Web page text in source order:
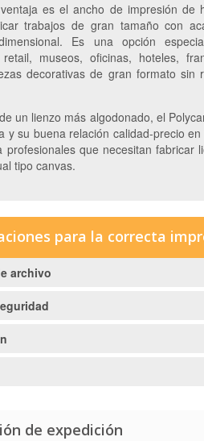
es el ancho de impresión
trabajos de gran tamaño con
Es una opción
retail, museos, oficinas, hoteles,
decorativas de gran formato
un lienzo más algodonado, el
y su buena relación calidad-precio
profesionales que necesitan
tipo canvas.
para la correcta
archivo
de expedición